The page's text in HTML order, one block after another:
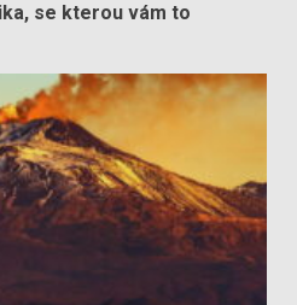
se kterou vám to